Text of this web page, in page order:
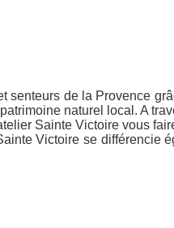
senteurs de la Provence
naturel local. A
Sainte Victoire vous
Victoire se différencie